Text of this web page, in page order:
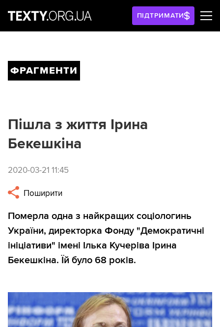
ПІДТРИМАТИ
ФРАГМЕНТИ
Пішла з життя Ірина
Бекешкіна
2020-03-21 11:45
Поширити
Померла одна з найкращих соціологинь
України, директорка Фонду "Демократичні
ініціативи" імені Ілька Кучеріва Ірина
Бекешкіна. Їй було 68 років.